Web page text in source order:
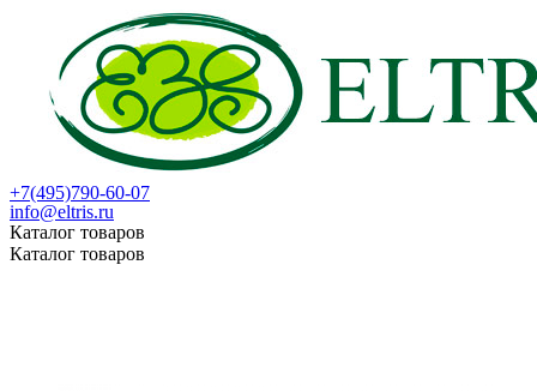
+7(495)790-60-07
info@eltris.ru
Каталог товаров
Каталог товаров